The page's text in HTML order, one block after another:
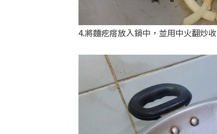
4.將麵疙瘩放入鍋中，並用中火翻炒